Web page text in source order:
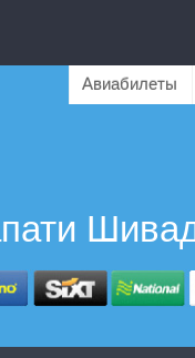
Авиабилеты